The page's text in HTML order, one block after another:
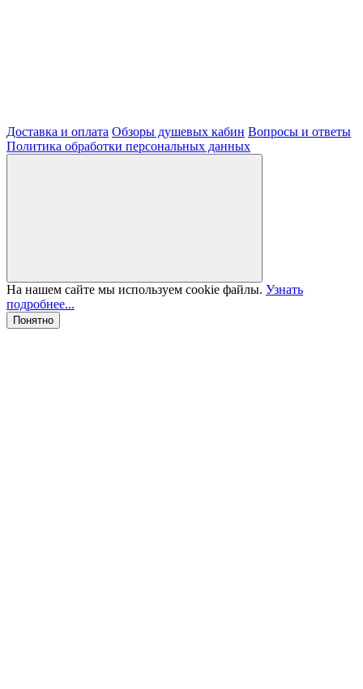
Доставка и оплата Обзоры душевых кабин Вопросы и ответы
Политика обработки персональных данных
На нашем сайте мы используем cookie файлы. Узнать
подробнее...
Понятно